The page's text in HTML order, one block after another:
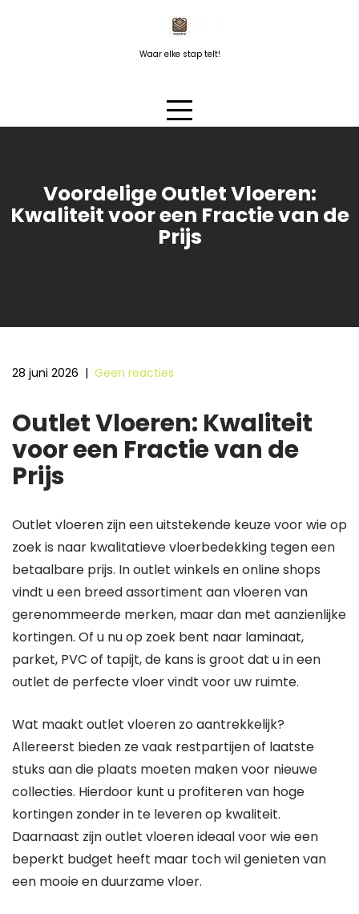
Waar elke stap telt!
Voordelige Outlet Vloeren:
Kwaliteit voor een Fractie van de
Prijs
28 juni 2026 | Geen reacties
Outlet Vloeren: Kwaliteit
voor een Fractie van de
Prijs
Outlet vloeren zijn een uitstekende keuze voor wie op
zoek is naar kwalitatieve vloerbedekking tegen een
betaalbare prijs. In outlet winkels en online shops
vindt u een breed assortiment aan vloeren van
gerenommeerde merken, maar dan met aanzienlijke
kortingen. Of u nu op zoek bent naar laminaat,
parket, PVC of tapijt, de kans is groot dat u in een
outlet de perfecte vloer vindt voor uw ruimte.
Wat maakt outlet vloeren zo aantrekkelijk?
Allereerst bieden ze vaak restpartijen of laatste
stuks aan die plaats moeten maken voor nieuwe
collecties. Hierdoor kunt u profiteren van hoge
kortingen zonder in te leveren op kwaliteit.
Daarnaast zijn outlet vloeren ideaal voor wie een
beperkt budget heeft maar toch wil genieten van
een mooie en duurzame vloer.